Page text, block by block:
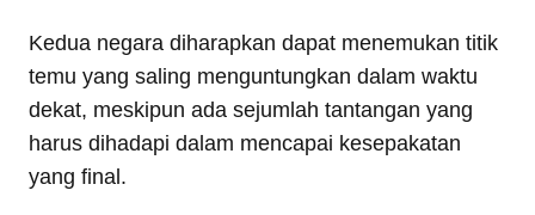
Kedua negara diharapkan dapat menemukan titik
temu yang saling menguntungkan dalam waktu
dekat, meskipun ada sejumlah tantangan yang
harus dihadapi dalam mencapai kesepakatan
yang final.